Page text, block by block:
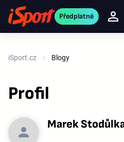
Předplatné
iSport.cz Blogy
Profil
Marek